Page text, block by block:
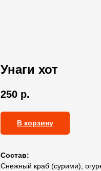
Унаги хот
250 р.
В корзину
Состав:
Снежный краб (сурими),